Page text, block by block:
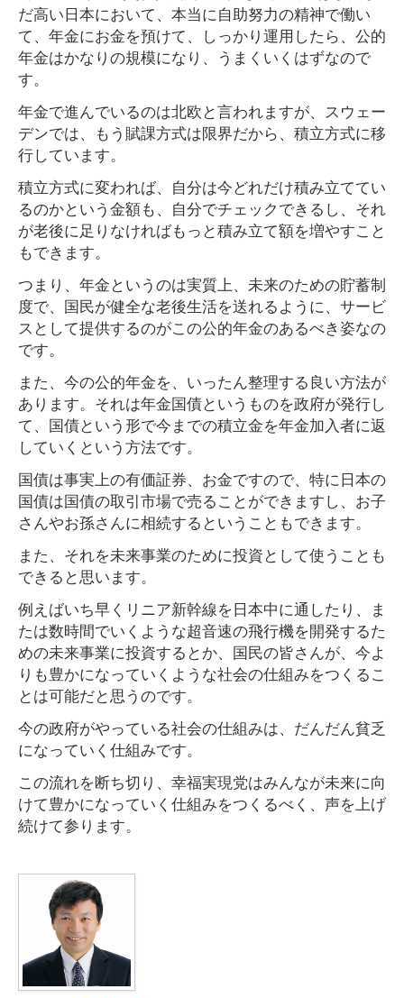
だ高い日本において、本当に自助努力の精神で働い
て、年金にお金を預けて、しっかり運用したら、公的
年金はかなりの規模になり、うまくいくはずなので
す。
年金で進んでいるのは北欧と言われますが、スウェー
デンでは、もう賦課方式は限界だから、積立方式に移
行しています。
積立方式に変われば、自分は今どれだけ積み立ててい
るのかという金額も、自分でチェックできるし、それ
が老後に足りなければもっと積み立て額を増やすこと
もできます。
つまり、年金というのは実質上、未来のための貯蓄制
度で、国民が健全な老後生活を送れるように、サービ
スとして提供するのがこの公的年金のあるべき姿なの
です。
また、今の公的年金を、いったん整理する良い方法が
あります。それは年金国債というものを政府が発行し
て、国債という形で今までの積立金を年金加入者に返
していくという方法です。
国債は事実上の有価証券、お金ですので、特に日本の
国債は国債の取引市場で売ることができますし、お子
さんやお孫さんに相続するということもできます。
また、それを未来事業のために投資として使うことも
できると思います。
例えばいち早くリニア新幹線を日本中に通したり、ま
たは数時間でいくような超音速の飛行機を開発するた
めの未来事業に投資するとか、国民の皆さんが、今よ
りも豊かになっていくような社会の仕組みをつくるこ
とは可能だと思うのです。
今の政府がやっている社会の仕組みは、だんだん貧乏
になっていく仕組みです。
この流れを断ち切り、幸福実現党はみんなが未来に向
けて豊かになっていく仕組みをつくるべく、声を上げ
続けて参ります。